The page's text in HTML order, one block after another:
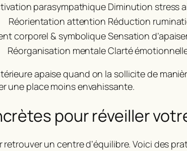
parasympathique Diminution stress
Réorientation attention Réduction
corporel & symboliqueSensation
Réorganisation mentaleClarté
apaise quand on la sollicite de
une place moins envahissante.
pour réveiller
retrouver un centre d’équilibre. Voici des